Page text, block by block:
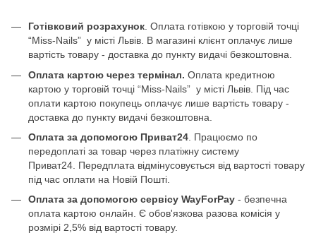
Готівковий розрахунок . Оплата готівкою у торговій точці
“Miss-Nails” у місті Львів. В магазині клієнт оплачує лише
вартість товару - доставка до пункту видачі безкоштовна.
Оплата картою через термінал. Оплата кредитною
картою у торговій точці “Miss-Nails” у місті Львів. Під час
оплати картою покупець оплачує лише вартість товару -
доставка до пункту видачі безкоштовна.
Оплата за допомогою Приват24 . Працюємо по
передоплаті за товар через платіжну систему
Приват24. Передплата відмінусовується від вартості товару
під час оплати на Новій Пошті.
Оплата за допомогою сервісу WayForPay - безпечна
оплата картою онлайн. Є обов'язкова разова комісія у
розмірі 2,5% від вартості товару.